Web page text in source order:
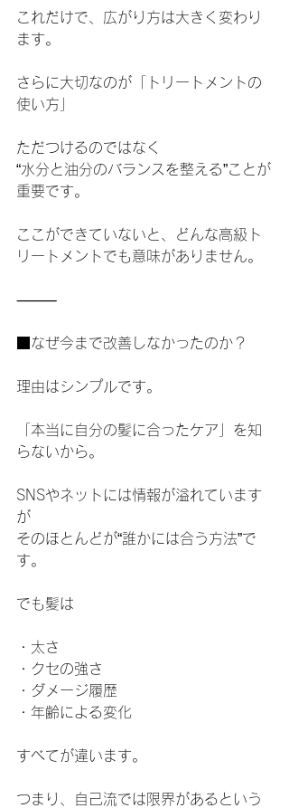
これだけで、広がり方は大きく変わり
ます。
さらに大切なのが「トリートメントの
使い方」
ただつけるのではなく
“水分と油分のバランスを整える”ことが
重要です。
ここができていないと、どんな高級ト
リートメントでも意味がありません。
⸻
■なぜ今まで改善しなかったのか？
理由はシンプルです。
「本当に自分の髪に合ったケア」を知
らないから。
SNSやネットには情報が溢れています
が
そのほとんどが“誰かには合う方法”で
す。
でも髪は
・太さ
・クセの強さ
・ダメージ履歴
・年齢による変化
すべてが違います。
つまり、自己流では限界があるという